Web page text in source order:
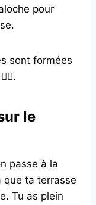
pour
sont formées
le
passe à la
que ta terrasse
Tu as plein